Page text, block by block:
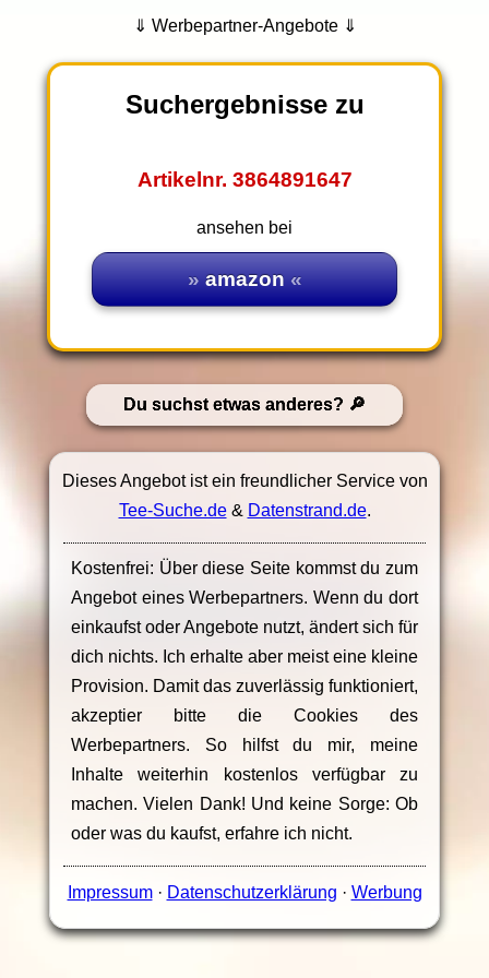
⇓ Werbepartner-Angebote ⇓
Suchergebnisse zu
Artikelnr. 3864891647
ansehen bei
amazon
Du suchst etwas anderes?
Dieses Angebot ist ein freundlicher Service von
Tee-Suche.de& Datenstrand.de.
Kostenfrei: Über diese Seite kommst du zum
Angebot eines Werbepartners. Wenn du dort
einkaufst oder Angebote nutzt, ändert sich für
dich nichts. Ich erhalte aber meist eine kleine
Provision. Damit das zuverlässig funktioniert,
akzeptier bitte die Cookies des
Werbepartners. So hilfst du mir, meine
Inhalte weiterhin kostenlos verfügbar zu
machen. Vielen Dank! Und keine Sorge: Ob
oder was du kaufst, erfahre ich nicht.
Impressum· Datenschutzerklärung · Werbung